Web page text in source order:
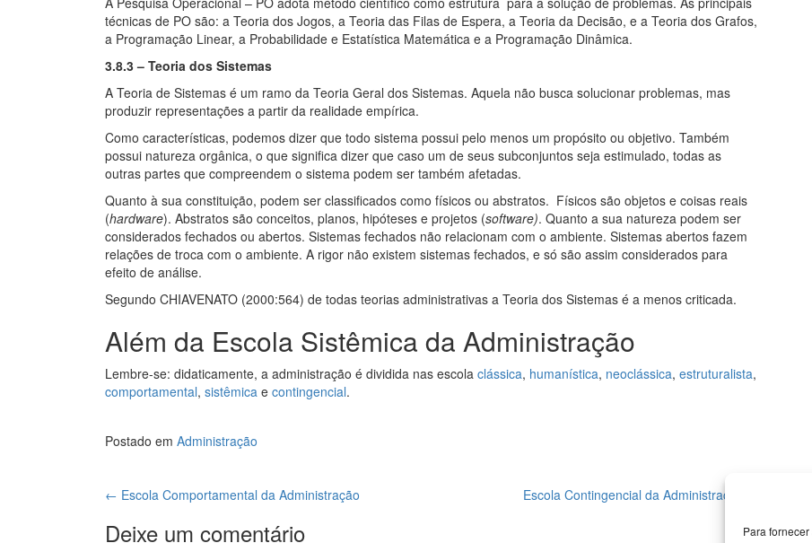
Para
técnicas de PO são: a Teoria dos Jogos, a Teoria das Filas de Espera, a Teoria da Decisão, e a Teoria dos Grafos,
a Programação Linear, a Probabilidade e Estatística Matemática e a Programação Dinâmica.
3.8.3 – Teoria dos Sistemas
A Teoria de Sistemas é um ramo da Teoria Geral dos Sistemas. Aquela não busca solucionar problemas, mas
produzir representações a partir da realidade empírica.
Como características, podemos dizer que todo sistema possui pelo menos um propósito ou objetivo. Também
possui natureza orgânica, o que significa dizer que caso um de seus subconjuntos seja estimulado, todas as
outras partes que compreendem o sistema podem ser também afetadas.
Quanto à sua constituição, podem ser classificados como físicos ou abstratos. Físicos são objetos e coisas reais
(hardware). Abstratos são conceitos, planos, hipóteses e projetos (software). Quanto a sua natureza podem ser
considerados fechados ou abertos. Sistemas fechados não relacionam com o ambiente. Sistemas abertos fazem
relações de troca com o ambiente. A rigor não existem sistemas fechados, e só são assim considerados para
efeito de análise.
Segundo CHIAVENATO (2000:564) de todas teorias administrativas a Teoria dos Sistemas é a menos criticada.
Além da Escola Sistêmica da Administração
Lembre-se: didaticamente, a administração é dividida nas escola clássica, humanística, neoclássica, estruturalista,
comportamental, sistêmica e contingencial.
Postado em Administração
Navegação
← Escola Comportamental da Administração Escola Contingencial da Administração
Deixe um comentário